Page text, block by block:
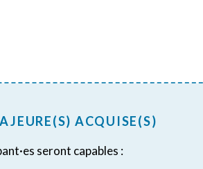
ACQUISE(S)
seront capables :